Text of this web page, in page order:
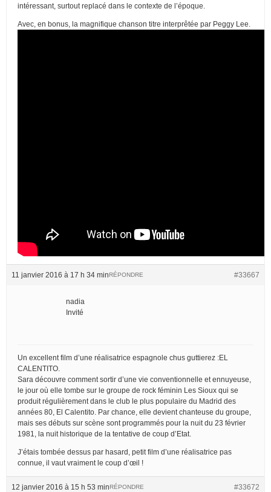
intéressant, surtout replacé dans le contexte de l’époque.
Avec, en bonus, la magnifique chanson titre interprêtée par Peggy Lee.
11 janvier 2016 à 17 h 34 min #33667
RÉPONDRE
nadia
Invité
Un excellent film d’une réalisatrice espagnole chus guttierez :EL
CALENTITO.
Sara découvre comment sortir d’une vie conventionnelle et ennuyeuse,
le jour où elle tombe sur le groupe de rock féminin Les Sioux qui se
produit régulièrement dans le club le plus populaire du Madrid des
années 80, El Calentito. Par chance, elle devient chanteuse du groupe,
mais ses débuts sur scène sont programmés pour la nuit du 23 février
1981, la nuit historique de la tentative de coup d’Etat.
J’étais tombée dessus par hasard, petit film d’une réalisatrice pas
connue, il vaut vraiment le coup d’œil !
12 janvier 2016 à 15 h 53 min #33672
RÉPONDRE